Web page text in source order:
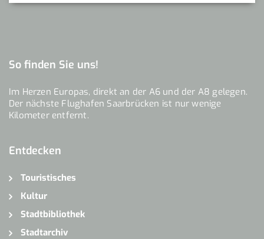
So finden Sie uns!
Im Herzen Europas, direkt an der A6 und der A8 gelegen.
Der nächste Flughafen Saarbrücken ist nur wenige
Kilometer entfernt.
Entdecken
Touristisches
Kultur
Stadtbibliothek
Stadtarchiv